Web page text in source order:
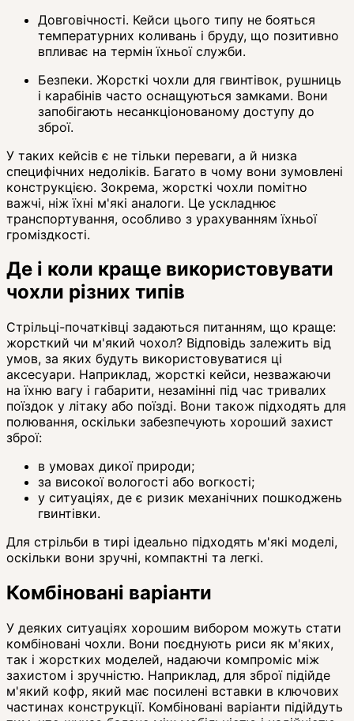
Довговічності. Кейси цього типу не бояться
температурних коливань і бруду, що позитивно
впливає на термін їхньої служби.
Безпеки. Жорсткі чохли для гвинтівок, рушниць
і карабінів часто оснащуються замками. Вони
запобігають несанкціонованому доступу до
зброї.
У таких кейсів є не тільки переваги, а й низка
специфічних недоліків. Багато в чому вони зумовлені
конструкцією. Зокрема, жорсткі чохли помітно
важчі, ніж їхні м'які аналоги. Це ускладнює
транспортування, особливо з урахуванням їхньої
громіздкості.
Де і коли краще використовувати
чохли різних типів
Стрільці-початківці задаються питанням, що краще:
жорсткий чи м'який чохол? Відповідь залежить від
умов, за яких будуть використовуватися ці
аксесуари. Наприклад, жорсткі кейси, незважаючи
на їхню вагу і габарити, незамінні під час тривалих
поїздок у літаку або поїзді. Вони також підходять для
полювання, оскільки забезпечують хороший захист
зброї:
в умовах дикої природи;
за високої вологості або вогкості;
у ситуаціях, де є ризик механічних пошкоджень
гвинтівки.
Для стрільби в тирі ідеально підходять м'які моделі,
оскільки вони зручні, компактні та легкі.
Комбіновані варіанти
У деяких ситуаціях хорошим вибором можуть стати
комбіновані чохли. Вони поєднують риси як м'яких,
так і жорстких моделей, надаючи компроміс між
захистом і зручністю. Наприклад, для зброї підійде
м'який кофр, який має посилені вставки в ключових
частинах конструкції. Комбіновані варіанти підійдуть